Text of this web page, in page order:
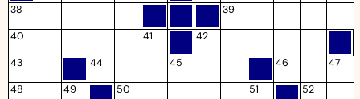
38 39
40 41 42
43 44 45 46 47
48 49 50 51 52